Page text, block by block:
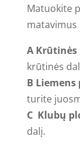
Matuokite
matavimus
A Krūtinės
krūtinės
B Liemens
turite
C Klubų
dalį.